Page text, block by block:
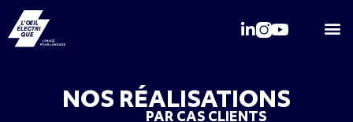
NOS RÉALISATIONS
PAR CAS CLIENTS